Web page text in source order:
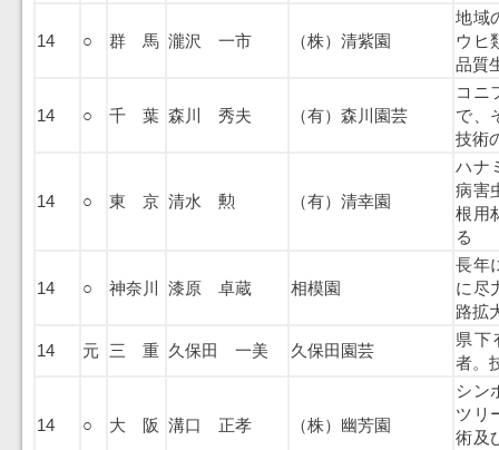
14 ○ 群 馬 瀧沢 一市 （株）清紫園
地域
ウヒ
品質
14 ○ 千 葉 森川 秀夫 （有）森川園芸
コニ
で、
技術
14 ○ 東 京 清水 勲 （有）清幸園
ハナ
病害
根用
る
14 ○ 神奈川 漆原 卓蔵 相模園
長年
に尽
路拡
14 元 三 重 久保田 一美 久保田園芸
県下
者。
14 ○ 大 阪 溝口 正孝 （株）幽芳園
シン
ツリ
術及